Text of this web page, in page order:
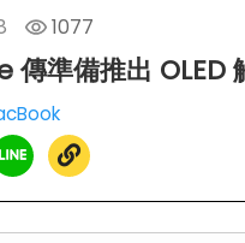
1077
傳準備推出